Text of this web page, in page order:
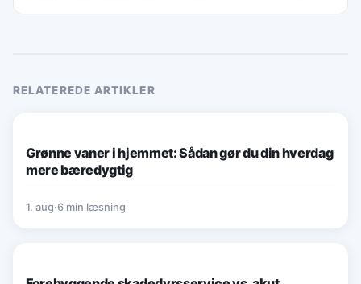
RELATEREDE ARTIKLER
Grønne vaner i hjemmet: Sådan gør du din hverdag
mere bæredygtig
1. aug·6 min læsning